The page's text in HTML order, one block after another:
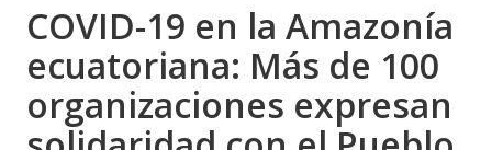
COVID-19 en la Amazonía
ecuatoriana: Más de 100
organizaciones expresan